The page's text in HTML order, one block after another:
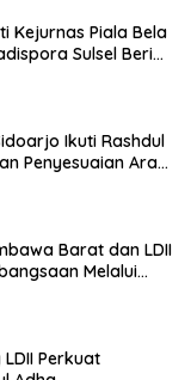
Kejurnas Piala Bela
Sulsel Beri
Ikuti Rashdul
Penyesuaian Arah
Barat dan LDII
Melalui
Perkuat